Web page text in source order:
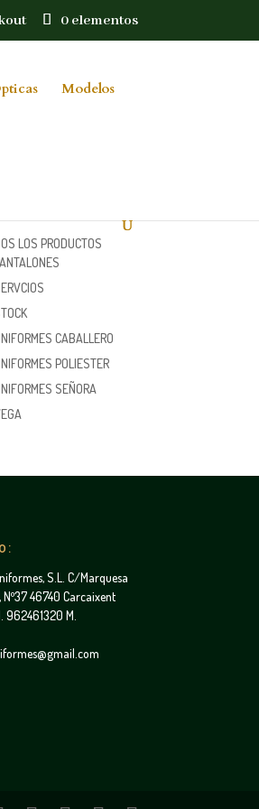
0 elementos
Modelos
LOS PRODUCTOS
CABALLERO
POLIESTER
SEÑORA
S.L. C/Marquesa
46740 Carcaixent
962461320 M.